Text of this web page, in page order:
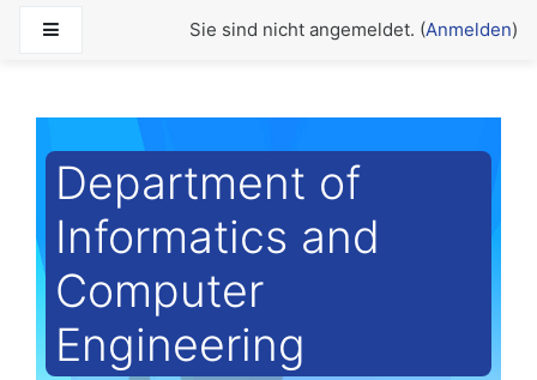
Website-ÜbersichtSie sind nicht angemeldet. (Anmelden)
Department of
Informatics and
Computer
Engineering